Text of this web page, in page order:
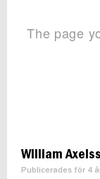
William
Publicerades för 4